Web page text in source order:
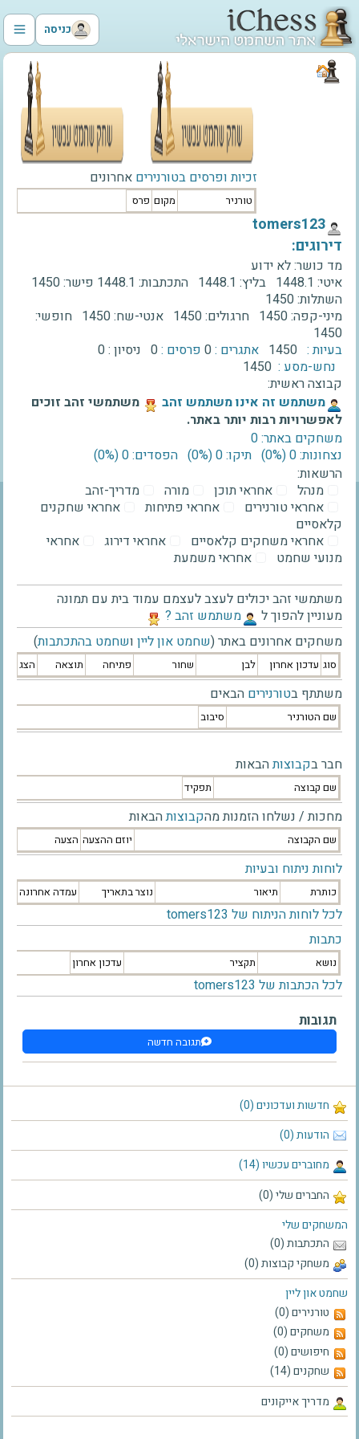
כניסה
חדשות ועדכונים (0)
הודעות (0)
מחוברים עכשיו (14)
החברים שלי (0)
המשחקים שלי
התכתבות (0)
משחקי קבוצות (0)
שחמט און ליין
טורנירים (0)
משחקים (0)
חיפושים (0)
שחקנים (14)
מדריך אייקונים
זכיות ופרסים בטורנירים אחרונים
טורניר מקום פרס
‫tomers123‬
דירוגים:
מד כושר:לא ידוע
איטי: 1448.1 בליץ: 1448.1 התכתבות: 1448.1 פישר:1450
השתלות:1450
מיני-קפה:1450 חרגולים:1450 אנטי-שח:1450 חופשי:
1450
בעיות : 1450 אתגרים :0 פרסים :0 ניסיון :0
נחש-מסע : 1450
קבוצה ראשית:
‫משתמש זה אינו משתמש זהב‬
משתמשי זהב זוכים
לאפשרויות רבות יותר באתר.
משחקים באתר: 0
נצחונות: 0 ‫(0%)‬
תיקו: 0 ‫(0%)‬
הפסדים: 0 ‫(0%)‬
הרשאות:
מנהל
אחראי תוכן מורה
מדריך-זהב
אחראי טורנירים
אחראי פתיחות
אחראי שחקנים
קלאסיים
אחראי משחקים קלאסיים
אחראי דירוג
אחראי
מנועי שחמט
אחראי משמעת
משתמשי זהב יכולים לעצב לעצמם עמוד בית עם תמונה
מעוניין להפוך ל
‫משתמש זהב ?‬
משחקים אחרונים באתר (שחמט און ליין ושחמט בהתכתבות)
סוג עדכון אחרון לבן שחור פתיחה תוצאה הצג
משתתף בטורנירים הבאים
שם הטורניר סיבוב
חבר בקבוצותהבאות
שם קבוצה תפקיד
מחכות / נשלחו הזמנות מהקבוצותהבאות
שם הקבוצה יוזם ההצעה הצעה
לוחות ניתוח ובעיות
כותרת תיאור נוצר בתאריך עמדה אחרונה
לכל לוחות הניתוח של tomers123
כתבות
נושא תקציר עדכון אחרון
לכל הכתבות של tomers123
תגובות
תגובה חדשה